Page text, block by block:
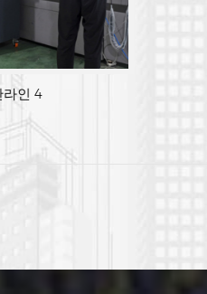
라인 4